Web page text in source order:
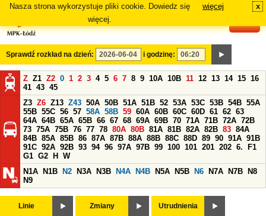
Nasza strona wykorzystuje pliki cookie. Dowiedz się
więcej.
więcej x
Sprawdź rozkład na dzień: i godzinę:
Z Z1 Z2 0 1 2 3 4 5 6 7 8 9 10A 10B 11 12 13 14 15 16
41 43 45
Z3 Z6 Z13 Z43 50A 50B 51A 51B 52 53A 53C 53B 54B 55A
55B 55C 56 57 58A 58B 59 60A 60B 60C 60D 61 62 63
64A 64B 65A 65B 66 67 68 69A 69B 70 71A 71B 72A 72B
73 75A 75B 76 77 78 80A 80B 81A 81B 82A 82B 83 84A
84B 85A 85B 86 87A 87B 88A 88B 88C 88D 89 90 91A 91B
91C 92A 92B 93 94 96 97A 97B 99 100 101 201 202 6.
F1
G1 G2 H
W
N1A
N1B N2 N3A N3B N4A N4B N5A N5B N6 N7A N7B
N8
N9
Linie Zmiany Utrudnienia